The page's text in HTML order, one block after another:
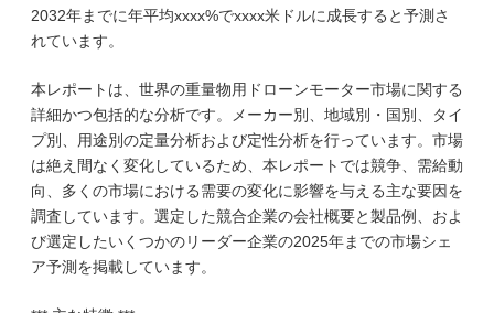
2032年までに年平均xxxx%でxxxx米ドルに成長すると予測さ
れています。
本レポートは、世界の重量物用ドローンモーター市場に関する
詳細かつ包括的な分析です。メーカー別、地域別・国別、タイ
プ別、用途別の定量分析および定性分析を行っています。市場
は絶え間なく変化しているため、本レポートでは競争、需給動
向、多くの市場における需要の変化に影響を与える主な要因を
調査しています。選定した競合企業の会社概要と製品例、およ
び選定したいくつかのリーダー企業の2025年までの市場シェ
ア予測を掲載しています。